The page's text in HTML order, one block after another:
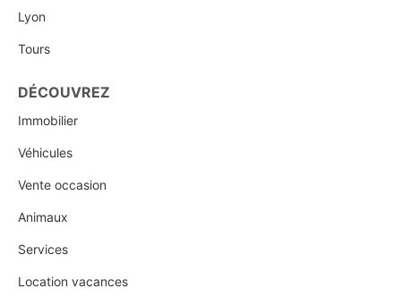
Lyon
Tours
DÉCOUVREZ
Immobilier
Véhicules
Vente occasion
Animaux
Services
Location vacances